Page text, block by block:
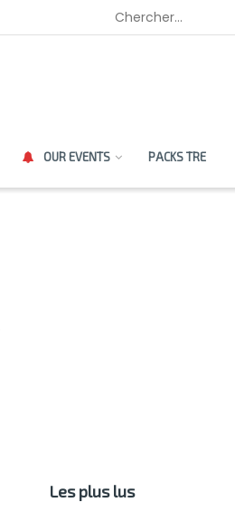
OUR EVENTS PACKS TRE
Les plus lus